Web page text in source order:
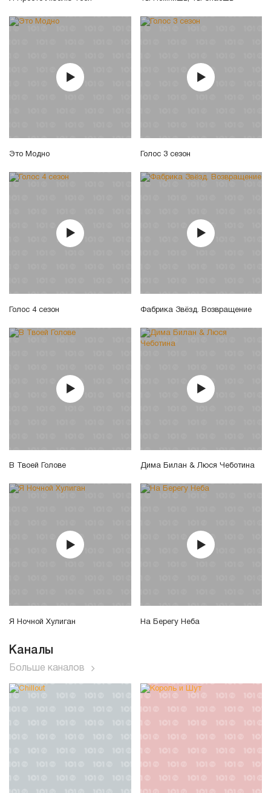
Это Модно Голос 3 сезон
Голос 4 сезон Фабрика Звёзд. Возвращение
В Твоей Голове Дима Билан & Люся Чеботина
Я Ночной Хулиган На Берегу Неба
Каналы
Больше каналов